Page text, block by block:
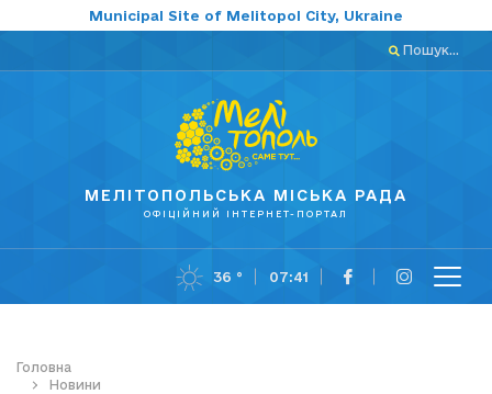
Municipal Site of Melitopol City, Ukraine
Пошук...
МЕЛІТОПОЛЬСЬКА МІСЬКА РАДА
ОФІЦІЙНИЙ ІНТЕРНЕТ-ПОРТАЛ
36 ° 07:41
Головна
Новини